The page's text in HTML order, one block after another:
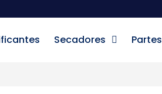
Secadores Partes